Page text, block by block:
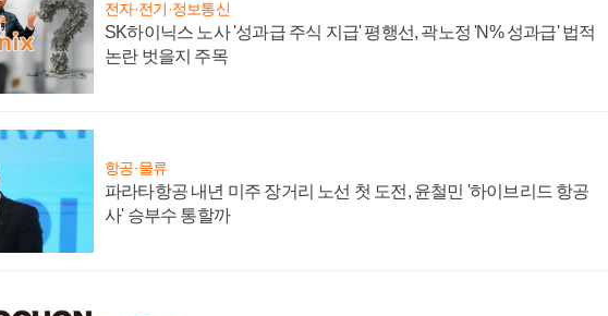
전자·전기·정보통신
SK하이닉스 노사 '성과급 주식 지급' 평행선, 곽노정 'N% 성과급' 법적
논란 벗을지 주목
항공·물류
파라타항공 내년 미주 장거리 노선 첫 도전, 윤철민 '하이브리드 항공
사' 승부수 통할까